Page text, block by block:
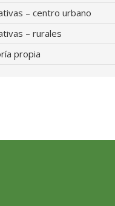
– centro urbano
– rurales
propia